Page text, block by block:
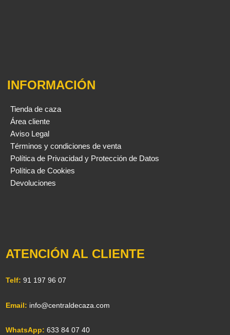
INFORMACIÓN
Tienda de caza
Área cliente
Aviso Legal
Términos y condiciones de venta
Política de Privacidad y Protección de Datos
Política de Cookies
Devoluciones
ATENCIÓN AL CLIENTE
Telf: 91 197 96 07
Email: info@centraldecaza.com
WhatsApp: 633 84 07 40